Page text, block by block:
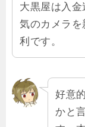
大黒屋は入金
気のカメラ
利です。
好意
かと